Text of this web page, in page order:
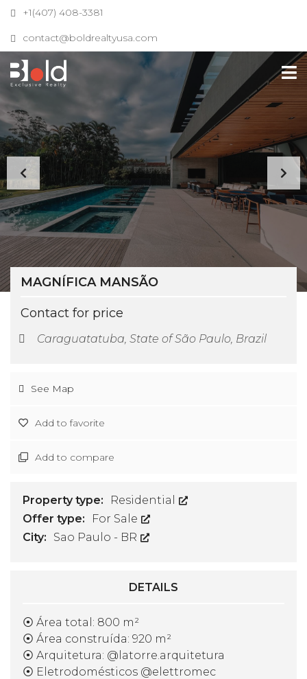
+1(407) 408-3381
contact@boldrealtyusa.com
MAGNÍFICA MANSÃO
Contact for price
Caraguatatuba, State of São Paulo, Brazil
See Map
Add to favorite
Add to compare
Property type:
Residential
Offer type:
For Sale
City:
Sao Paulo - BR
DETAILS
⦿ Área total: 800 m²
⦿ Área construída: 920 m²
⦿ Arquitetura: @latorre.arquitetura
⦿ Eletrodomésticos @elettromec